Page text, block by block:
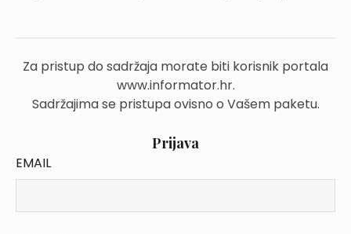
Za pristup do sadržaja morate biti korisnik portala
www.informator.hr.
Sadržajima se pristupa ovisno o Vašem paketu.
Prijava
EMAIL